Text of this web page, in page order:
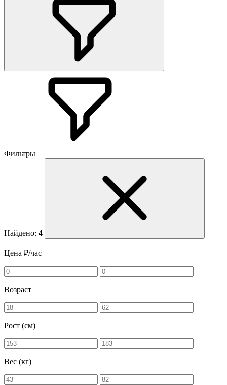
Фильтры
Найдено: 4
Цена ₽/час
Возраст
Рост (см)
Вес (кг)